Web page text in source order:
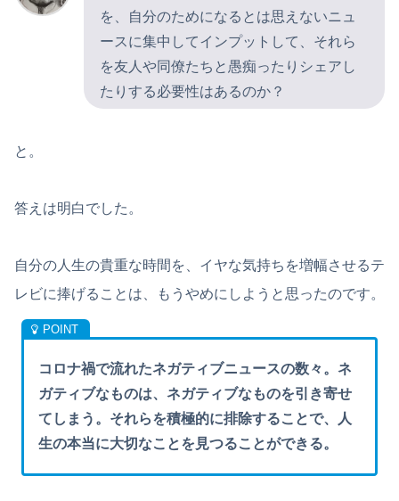
を、自分のためになるとは思えないニュ
ースに集中してインプットして、それら
を友人や同僚たちと愚痴ったりシェアし
たりする必要性はあるのか？
と。
答えは明白でした。
自分の人生の貴重な時間を、イヤな気持ちを増幅させるテ
レビに捧げることは、もうやめにしようと思ったのです。
コロナ禍で流れたネガティブニュースの数々。ネ
ガティブなものは、ネガティブなものを引き寄せ
てしまう。それらを積極的に排除することで、人
生の本当に大切なことを見つることができる。